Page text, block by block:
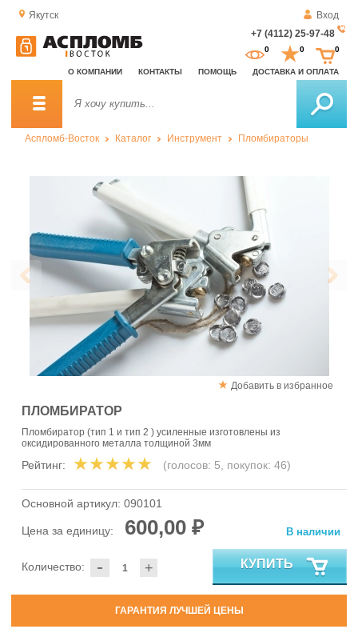
Якутск
Вход
+7 (4112) 25-97-48
О КОМПАНИИ КОНТАКТЫ ПОМОЩЬ ДОСТАВКА И ОПЛАТА
0 0 0
Аспломб-Восток Каталог Инструмент Пломбираторы
Добавить в избранное
ПЛОМБИРАТОР
Пломбиратор (тип 1 и тип 2 ) усиленные изготовлены из
оксидированного металла толщиной 3мм
Рейтинг: (голосов: 5, покупок: 46)
Основной артикул: 090101
Цена за единицу: 600,00 ₽
- +
Количество:
В наличии
КУПИТЬ
ГАРАНТИЯ ЛУЧШЕЙ ЦЕНЫ